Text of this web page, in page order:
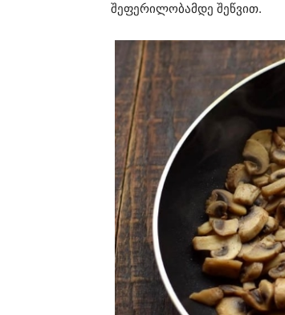
შეფერილობამდე შეწვით.